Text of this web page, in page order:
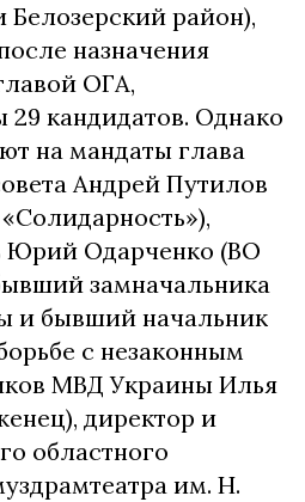
Белозерский район),
назначения
ОГА,
29 кандидатов. Однако
на мандаты глава
Андрей Путилов
Юрий Одарченко (ВО
замначальника
и бывший начальник
с незаконным
МВД Украины Илья
директор и
областного
им. Н.